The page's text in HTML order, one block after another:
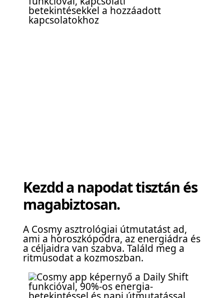
Kezdd a napodat tisztán és
magabiztosan.
A Cosmy asztrológiai útmutatást ad,
ami a horoszkópodra, az energiádra és
a céljaidra van szabva. Találd meg a
ritmusodat a kozmoszban.